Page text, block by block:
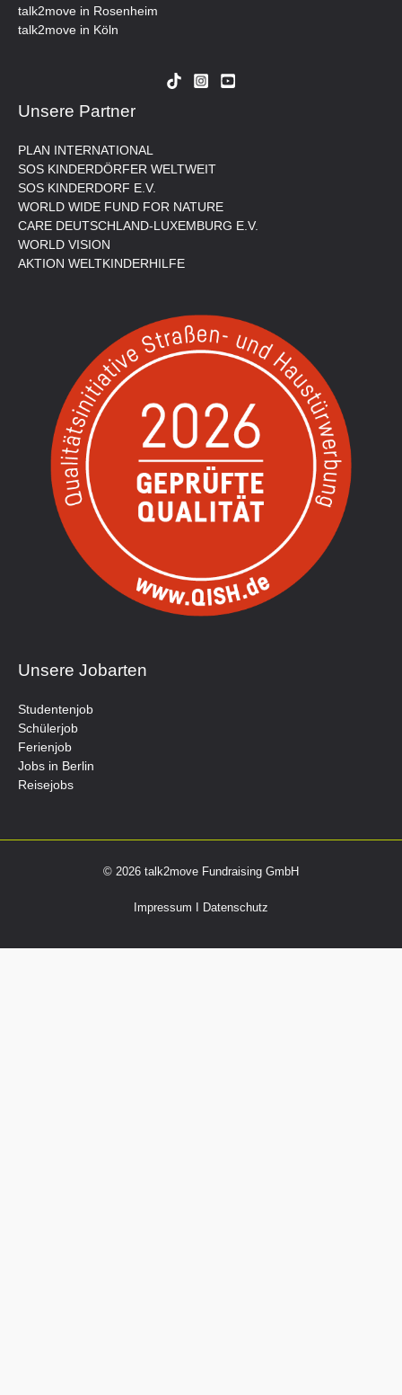
talk2move in Rosenheim
talk2move in Köln
Unsere Partner
PLAN INTERNATIONAL
SOS KINDERDÖRFER WELTWEIT
SOS KINDERDORF E.V.
WORLD WIDE FUND FOR NATURE
CARE DEUTSCHLAND-LUXEMBURG E.V.
WORLD VISION
AKTION WELTKINDERHILFE
Unsere Jobarten
Studentenjob
Schülerjob
Ferienjob
Jobs in Berlin
Reisejobs
© 2026 talk2move Fundraising GmbH
Impressum Datenschutz